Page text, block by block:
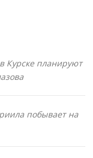
Курске планируют
побывает на